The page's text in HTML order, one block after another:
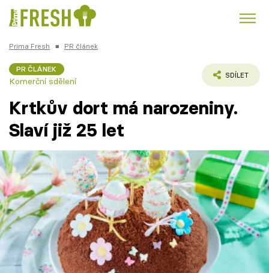
Česká kuchyně
Témata
Recepty
Články
TV Program
Prima Fresh ■ PR článek
PR ČLÁNEK
Komerční sdělení
SDÍLET
Krtkův dort má narozeniny.
Slaví již 25 let